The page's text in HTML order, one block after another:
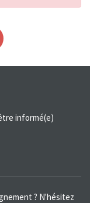
informé(e)
? N'hésitez